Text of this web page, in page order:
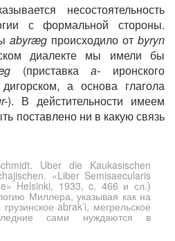
несостоятельность
с формальной стороны.
abyrægпроисходило отbyryn
диалекте мы имели бы
(приставкаа- иронского
дигорском, а основа глагола
). В дейстительности имеем
поставлено ни в какую связь
Uber die Kaukasischen
«Liber Semisaecularis
Helsinki, 1933, c. 466 и сл.)
Миллера, указывая как на
abrak’i, мегрельское
сами нуждаются в